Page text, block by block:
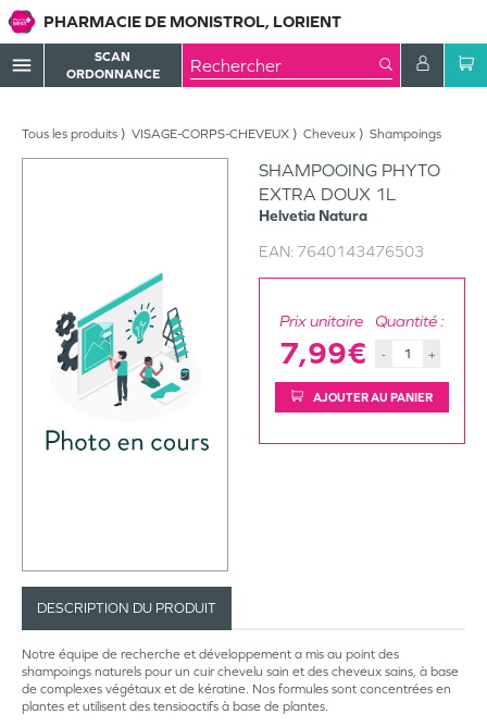
PHARMACIE DE MONISTROL, LORIENT
menu
SCAN
ORDONNANCE
Tous les produits VISAGE-CORPS-CHEVEUX Cheveux Shampoings
SHAMPOOING PHYTO
EXTRA DOUX 1L
Helvetia Natura
EAN: 7640143476503
Prix unitaire
7,99€
Quantité :
- +
AJOUTER AU PANIER
DESCRIPTION DU PRODUIT
Notre équipe de recherche et développement a mis au point des
shampoings naturels pour un cuir chevelu sain et des cheveux sains, à base
de complexes végétaux et de kératine. Nos formules sont concentrées en
plantes et utilisent des tensioactifs à base de plantes.